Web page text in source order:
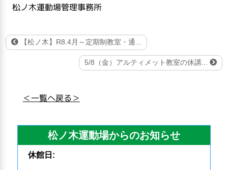
松ノ木運動場管理事務所
【松ノ木】R8.4月～定期制教室・通...
5/8（金）アルティメット教室の休講...
＜一覧へ戻る＞
松ノ木運動場からのお知らせ
休館日: